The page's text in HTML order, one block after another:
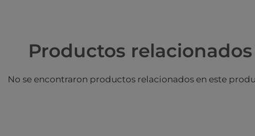
Productos relacionados
No se encontraron productos relacionados en este